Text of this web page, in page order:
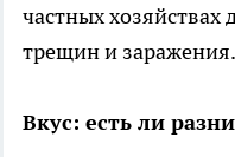
частных
трещин и заражения.
Вкус: есть ли